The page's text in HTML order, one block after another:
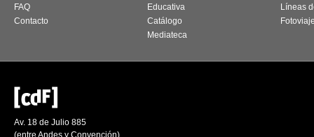
FAQ
Contacto
Educativa
Catálogo
Mediateca
Líneas
Av. 18 de Julio 885
(entre Andes y Convención)